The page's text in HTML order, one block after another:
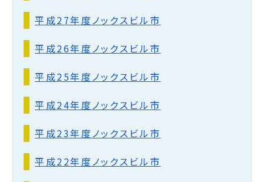
平成27年度ノックスビル市
平成26年度ノックスビル市
平成25年度ノックスビル市
平成24年度ノックスビル市
平成23年度ノックスビル市
平成22年度ノックスビル市